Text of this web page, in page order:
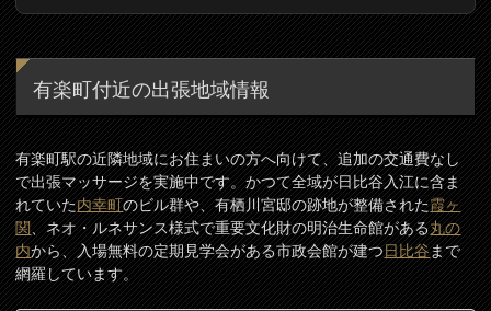
有楽町付近の出張地域情報
有楽町駅の近隣地域にお住まいの方へ向けて、追加の交通費なし
で出張マッサージを実施中です。かつて全域が日比谷入江に含ま
れていた内幸町のビル群や、有栖川宮邸の跡地が整備された霞ヶ
関、ネオ・ルネサンス様式で重要文化財の明治生命館がある丸の
内から、入場無料の定期見学会がある市政会館が建つ日比谷まで
網羅しています。